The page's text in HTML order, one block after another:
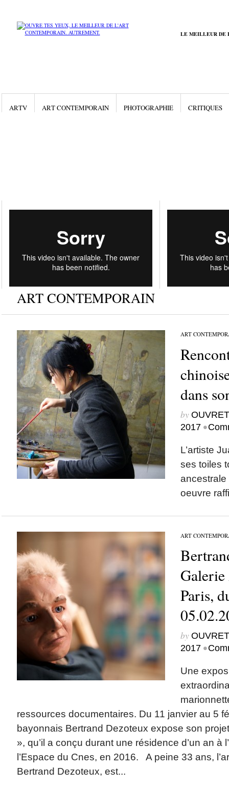
LE MEILLEUR DE
Gallery
ARTV ART CONTEMPORAIN PHOTOGRAPHIE CRITIQUES
ART CONTEMPORAIN
ART
dans
by
2017 •
L’artiste
ses toiles
ancestrale
oeuvre
ART
Paris,
by
2017 •
Une
ressources documentaires. Du 11 janvier au 5
bayonnais Bertrand Dezoteux expose son
», qu’il a conçu durant une résidence d’un an à
l’Espace du Cnes, en 2016. A peine 33 ans,
Bertrand Dezoteux, est...